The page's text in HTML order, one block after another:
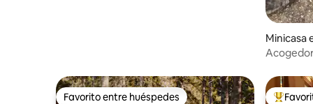
Minicasa
Favorito entre huéspedes